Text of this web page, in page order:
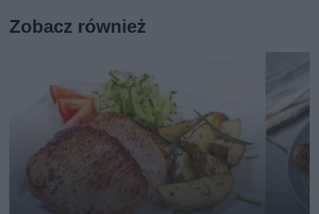
Zobacz również